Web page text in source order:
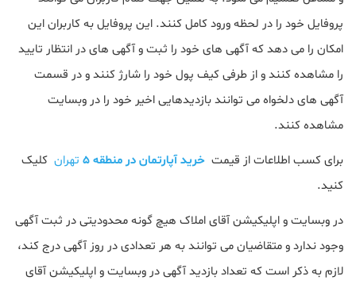
پروفایل خود را در لحظه ورود کامل کنند. این پروفایل به کاربران این
امکان را می دهد که آگهی های خود را ثبت و آگهی های در انتظار تایید
را مشاهده کنند و از طرفی کیف پول خود را شارژ کنند و در قسمت
آگهی های دلخواه می توانند بازدیدهایی اخیر خود را در وبسایت
مشاهده کنند.
برای کسب اطلاعات از قیمت خرید آپارتمان در منطقه 5 تهران کلیک
کنید.
در وبسایت و اپلیکیشن آقای املاک هیچ گونه محدودیتی در ثبت آگهی
وجود ندارد و متقاضیان می توانند به هر تعدادی در روز آگهی درج کند،
لازم به ذکر است که تعداد بازدید آگهی در وبسایت و اپلیکیشن آقای